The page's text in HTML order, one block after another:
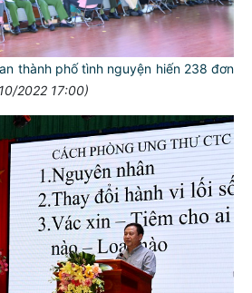
thành phố tình nguyện hiến 238 đơn
2022 17:00)